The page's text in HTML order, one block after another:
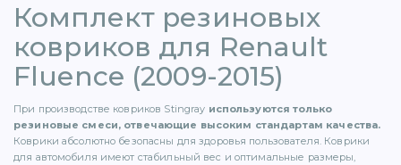
Комплект резиновых
ковриков для Renault
Fluence (2009-2015)
При производстве ковриков Stingray используются только
резиновые смеси, отвечающие высоким стандартам качества.
Коврики абсолютно безопасны для здоровья пользователя. Коврики
для автомобиля имеют стабильный вес и оптимальные размеры,